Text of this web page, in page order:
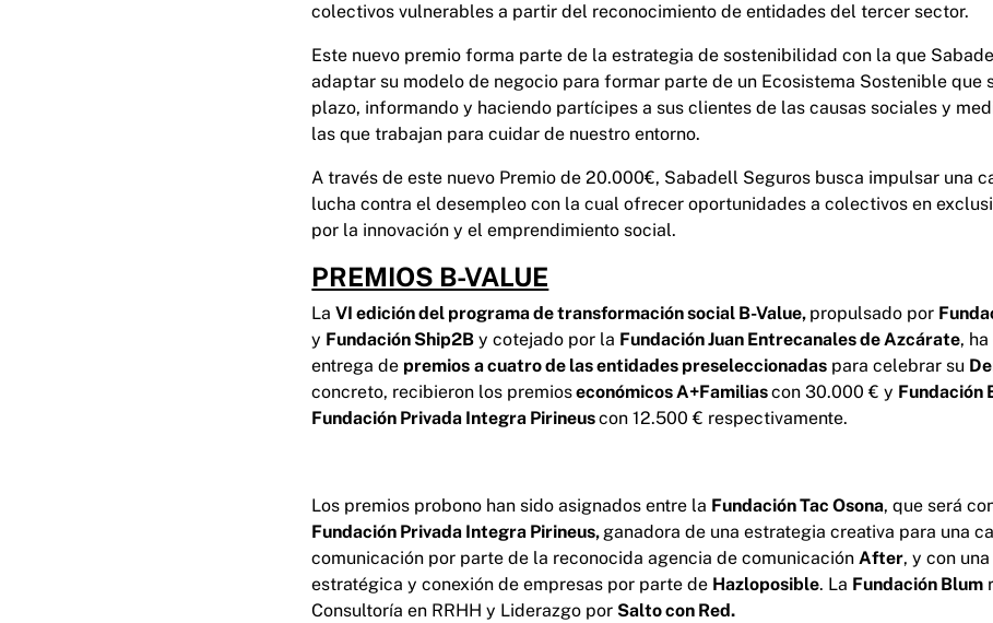
colectivos vulnerables a partir del reconocimiento de entidades del tercer sector.
Este nuevo premio forma parte de la estrategia de sostenibilidad con la que
adaptar su modelo de negocio para formar parte de un Ecosistema Sostenible que
plazo, informando y haciendo partícipes a sus clientes de las causas sociales y
las que trabajan para cuidar de nuestro entorno.
A través de este nuevo Premio de 20.000€, Sabadell Seguros busca impulsar una
lucha contra el desempleo con la cual ofrecer oportunidades a colectivos en
por la innovación y el emprendimiento social.
PREMIOS B-VALUE
LaVI edición del programa de transformación social B-Value, propulsado por
y Fundación Ship2B y cotejado por la Fundación Juan Entrecanales de Azcárate,
entrega de premios a cuatro de las entidades preseleccionadas para celebrar su
concreto, recibieron los premioseconómicos A+Familiascon 30.000 € y Fundación
Fundación Privada Integra Pirineuscon 12.500 € respectivamente.
Los premios probono han sido asignados entre la Fundación Tac Osona, que será
Fundación Privada Integra Pirineus, ganadora de una estrategia creativa para una
comunicación por parte de la reconocida agencia de comunicaciónAfter, y con
estratégica y conexión de empresas por parte de Hazloposible. La Fundación Blum
Consultoría en RRHH y Liderazgo por Salto con Red.